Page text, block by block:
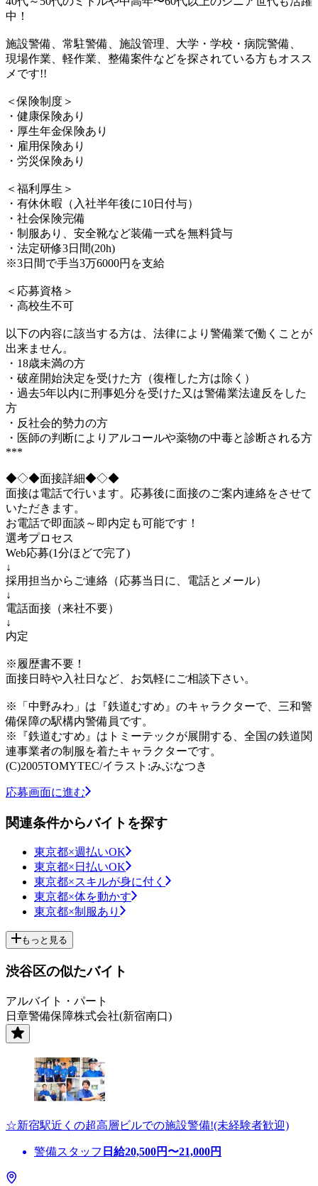
中！
施設警備、常駐警備、施設管理、大学・学校・病院警備、
現場作業、軽作業、整備案件などを探されている方もオスス
メです!!
＜保険制度＞
・健康保険あり
・厚生年金保険あり
・雇用保険あり
・労災保険あり
＜福利厚生＞
・有休休暇（入社半年後に10日付与）
・社会保険完備
・制服あり、安全靴など装備一式を無料貸与
・法定研修3日間(20h)
※3日間で手当3万6000円を支給
＜応募資格＞
・高校生不可
以下の内容に該当する方は、法律により警備業で働くことが
出来ません。
・18歳未満の方
・破産開始決定を受けた方（復権した方は除く）
・過去5年以内に刑事処分を受けた又は警備業法違反をした
方
・反社会的勢力の方
・医師の判断によりアルコールや薬物の中毒と診断される方
***
◆◇◆面接詳細◆◇◆
面接は電話で行います。応募後に面接のご案内連絡をさせて
いただきます。
お電話で即面談～即内定も可能です！
選考プロセス
Web応募(1分ほどで完了)
↓
採用担当からご連絡（応募当日に、電話とメール）
↓
電話面接（来社不要）
↓
内定
※履歴書不要！
面接日時や入社日など、お気軽にご相談下さい。
※「中野みわ」は『鉄道むすめ』のキャラクターで、三和警
備保障の駅構内警備員です。
※『鉄道むすめ』はトミーテックが展開する、全国の鉄道関
連事業者の制服を着たキャラクターです。
(C)2005TOMYTEC/イラスト:みぶなつき
応募画面に進む
関連条件からバイトを探す
東京都×週払いOK
東京都×日払いOK
東京都×スキルが身に付く
東京都×体を動かす
東京都×制服あり
もっと見る
渋谷区の似たバイト
アルバイト・パート
日章警備保障株式会社(新宿南口)
☆新宿駅近くの超高層ビルでの施設警備!(未経験者歓迎)
警備スタッフ 日給20,500円〜21,000円